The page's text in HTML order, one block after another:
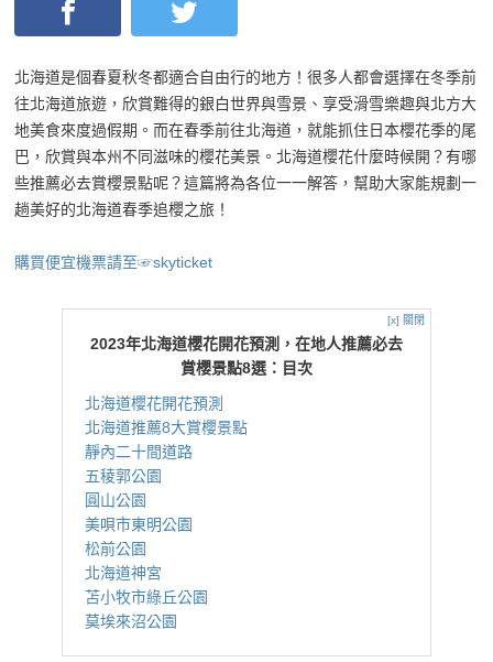
北海道是個春夏秋冬都適合自由行的地方！很多人都會選擇在冬季前
往北海道旅遊，欣賞難得的銀白世界與雪景、享受滑雪樂趣與北方大
地美食來度過假期。而在春季前往北海道，就能抓住日本櫻花季的尾
巴，欣賞與本州不同滋味的櫻花美景。北海道櫻花什麼時候開？有哪
些推薦必去賞櫻景點呢？這篇將為各位一一解答，幫助大家能規劃一
趟美好的北海道春季追櫻之旅！
購買便宜機票請至☞skyticket
[x] 關閉
2023年北海道櫻花開花預測，在地人推薦必去
賞櫻景點8選：目次
北海道櫻花開花預測
北海道推薦8大賞櫻景點
靜內二十間道路
五稜郭公園
圓山公園
美唄市東明公園
松前公園
北海道神宮
苫小牧市綠丘公園
莫埃來沼公園